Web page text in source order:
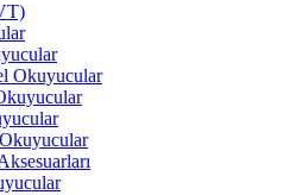
Okuyucular